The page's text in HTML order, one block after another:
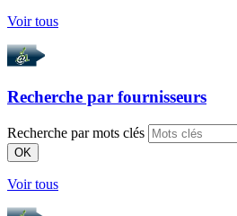
Voir tous
Recherche par fournisseurs
Recherche par mots clés
OK
Voir tous